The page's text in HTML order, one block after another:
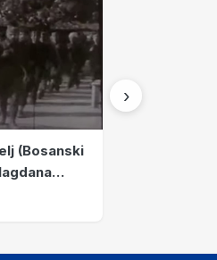
(Bosanski
srpskih
›